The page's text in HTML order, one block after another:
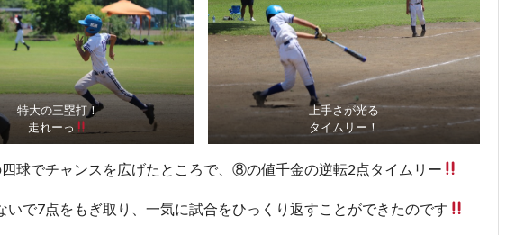
特大の三塁打！
走れーっ
上手さが光る
タイムリー！
球でチャンスを広げたところで、⑧の値千金の逆転2点タイムリー
いで7点をもぎ取り、一気に試合をひっくり返すことができたのです